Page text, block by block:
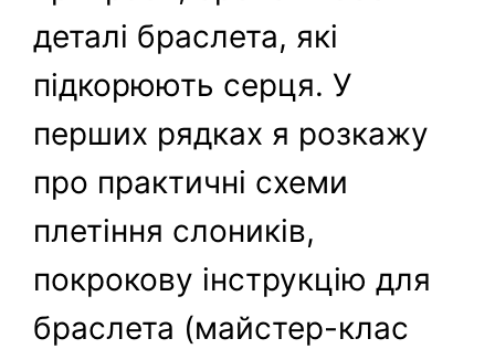
деталі браслета, які
підкорюють серця. У
перших рядках я розкажу
про практичні схеми
плетіння слоників,
покрокову інструкцію для
браслета (майстер-клас